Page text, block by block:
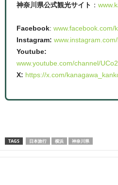
神奈川県公式観光サイト ：
Facebook: www.facebook.com/
Instagram:
Youtube:
www.youtube.com/channel/
X: https://x.com/
TAGS 日本旅行 横浜 神奈川県